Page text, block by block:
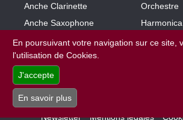
En poursuivant votre navigation sur ce site,
l'utilisation de Cookies.
J'accepte
En savoir plus
Anche Clarinette
Anche Saxophone
Embouchure petit cuivre
Embouchure gros cuivre
Bec Clarinette
Bec Saxophone
Orchestre
Harmonica
Piano
Newsletter Mentions légales